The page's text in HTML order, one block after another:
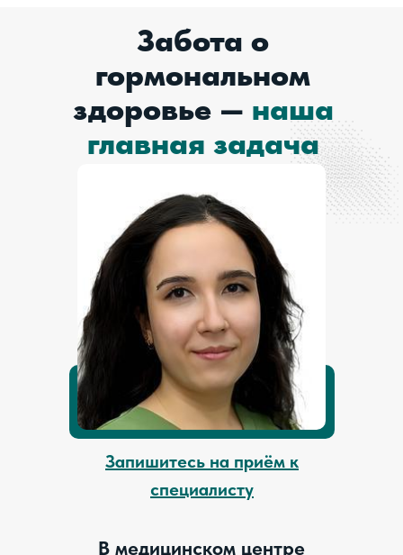
В медицинском центре
Запишитесь на приём к
специалисту
Забота о
гормональном
здоровье — наша
главная задача